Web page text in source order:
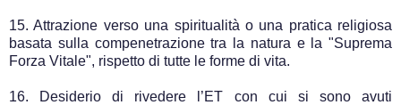
15. Attrazione verso una spiritualità o una pratica religiosa
basata sulla compenetrazione tra la natura e la "Suprema
Forza Vitale", rispetto di tutte le forme di vita.
16. Desiderio di rivedere l’ET con cui si sono avuti